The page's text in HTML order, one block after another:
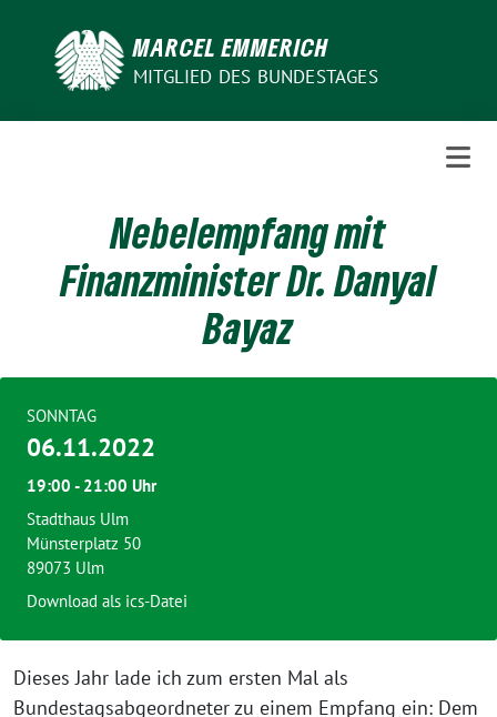
MARCEL EMMERICH
MITGLIED DES BUNDESTAGES
Nebelempfang mit
Finanzminister Dr. Danyal
Bayaz
Dieses Jahr lade ich zum ersten Mal als
Bundestagsabgeordneter zu einem Empfang ein: Dem
SONNTAG
06.11.2022
19:00 - 21:00 Uhr
Stadthaus Ulm
Münsterplatz 50
89073 Ulm
Download als ics-Datei